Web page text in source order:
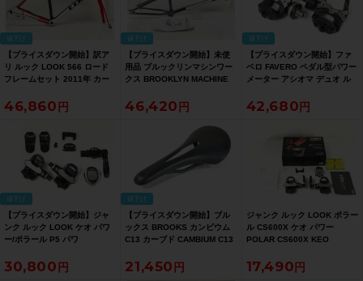
値下げ
【プライスダウン開始】訳ア
リ ルック LOOK 566 ロード
フレームセット 2011年 カー
46,860
値下げ
【プライスダウン開始】未使
用品 ブルックリンマシンワー
クス BROOKLYN MACHINE
フレームのみ ED BLACK【お
買い得SALE】
46,420
値下げ
【プライスダウン開始】ファ
ベロ FAVERO ペダル型パワー
メーター アシオマ デュオ ル
ビンディングペダル【お買い
得SALE】
42,680
値下げ
【プライスダウン開始】ジャ
ンク ルック LOOK ケオ パワ
ー/ポラール P5 パワ
POWER/POLAR P5
POWER/CS600X ビンディン
30,800
値下げ
【プライスダウン開始】ブル
ックス BROOKS カンビウム
C13 カーブド CAMBIUM C13
買い得SALE】
21,450
ジャンク ルック LOOK ポラー
ル CS600X ケオ パワー
POLAR CS600X KEO
17,490